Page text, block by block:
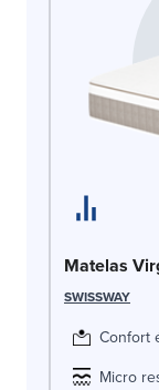
Matelas
SWISSWAY
Confort
Micro